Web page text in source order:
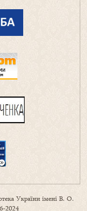
України імені В. О.
2024